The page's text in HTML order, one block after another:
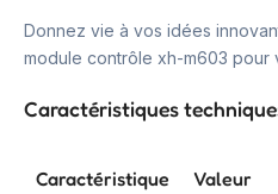
Donnez vie à vos idées
module contrôle xh-m603 pour
Caractéristiques
Caractéristique Valeur